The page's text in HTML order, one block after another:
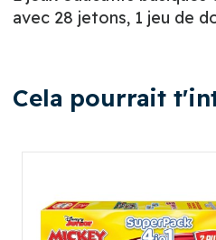
avec 28 jetons, 1 jeu de
Cela pourrait